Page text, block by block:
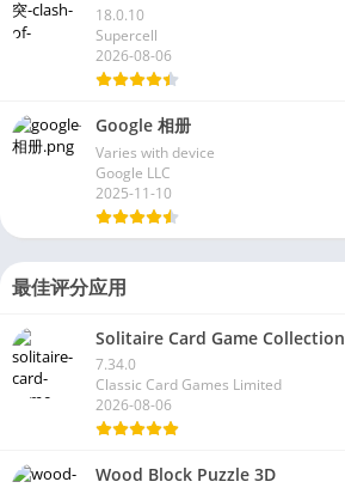
18.0.10
Supercell
2026-08-06
Google 相册
Varies with device
Google LLC
2025-11-10
最佳评分应用
Solitaire Card Game Collection
7.34.0
Classic Card Games Limited
2026-08-06
Wood Block Puzzle 3D